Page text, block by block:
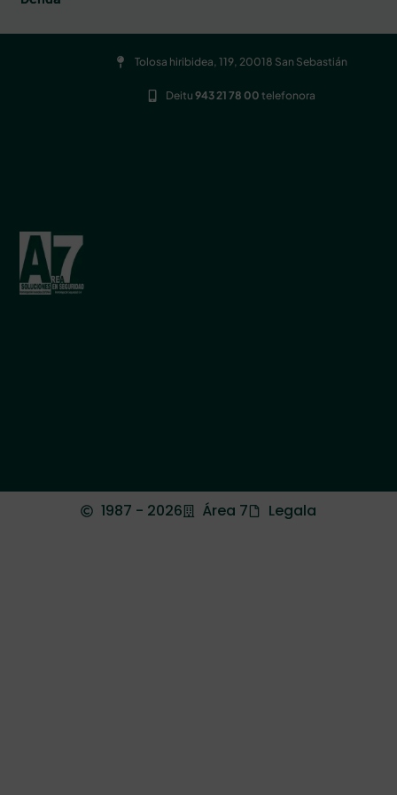
Tolosa hiribidea, 119, 20018 San Sebastián
Deitu943 21 78 00 telefonora
1987 - 2026 Área 7 Legala